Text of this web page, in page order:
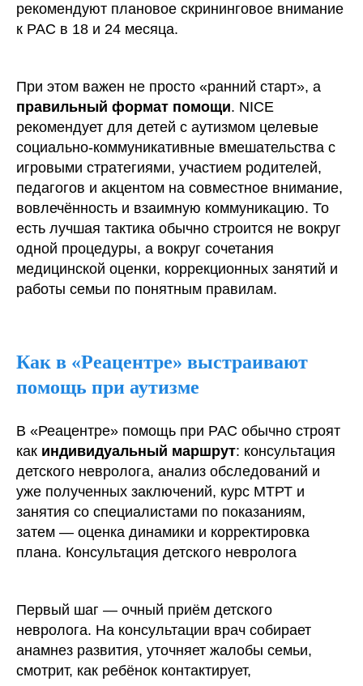
рекомендуют плановое скрининговое внимание
к РАС в 18 и 24 месяца.
При этом важен не просто «ранний старт», а
правильный формат помощи. NICE
рекомендует для детей с аутизмом целевые
социально-коммуникативные вмешательства с
игровыми стратегиями, участием родителей,
педагогов и акцентом на совместное внимание,
вовлечённость и взаимную коммуникацию. То
есть лучшая тактика обычно строится не вокруг
одной процедуры, а вокруг сочетания
медицинской оценки, коррекционных занятий и
работы семьи по понятным правилам.
Как в «Реацентре» выстраивают
помощь при аутизме
В «Реацентре» помощь при РАС обычно строят
как индивидуальный маршрут: консультация
детского невролога, анализ обследований и
уже полученных заключений, курс МТРТ и
занятия со специалистами по показаниям,
затем — оценка динамики и корректировка
плана. Консультация детского невролога
Первый шаг — очный приём детского
невролога. На консультации врач собирает
анамнез развития, уточняет жалобы семьи,
смотрит, как ребёнок контактирует,